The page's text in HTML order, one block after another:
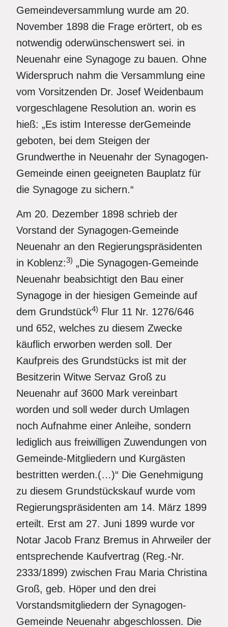
Gemeindeversammlung wurde am 20.
November 1898 die Frage erörtert, ob es
notwendig oderwünschenswert sei. in
Neuenahr eine Synagoge zu bauen. Ohne
Widerspruch nahm die Versammlung eine
vom Vorsitzenden Dr. Josef Weidenbaum
vorgeschlagene Resolution an. worin es
hieß: „Es istim Interesse derGemeinde
geboten, bei dem Steigen der
Grundwerthe in Neuenahr der Synagogen-
Gemeinde einen geeigneten Bauplatz für
die Synagoge zu sichern.“
Am 20. Dezember 1898 schrieb der
Vorstand der Synagogen-Gemeinde
Neuenahr an den Regierungspräsidenten
in Koblenz:3) „Die Synagogen-Gemeinde
Neuenahr beabsichtigt den Bau einer
Synagoge in der hiesigen Gemeinde auf
dem Grundstück4) Flur 11 Nr. 1276/646
und 652, welches zu diesem Zwecke
käuflich erworben werden soll. Der
Kaufpreis des Grundstücks ist mit der
Besitzerin Witwe Servaz Groß zu
Neuenahr auf 3600 Mark vereinbart
worden und soll weder durch Umlagen
noch Aufnahme einer Anleihe, sondern
lediglich aus freiwilligen Zuwendungen von
Gemeinde-Mitgliedern und Kurgästen
bestritten werden.(…)“ Die Genehmigung
zu diesem Grundstückskauf wurde vom
Regierungspräsidenten am 14. März 1899
erteilt. Erst am 27. Juni 1899 wurde vor
Notar Jacob Franz Bremus in Ahrweiler der
entsprechende Kaufvertrag (Reg.-Nr.
2333/1899) zwischen Frau Maria Christina
Groß, geb. Höper und den drei
Vorstandsmitgliedern der Synagogen-
Gemeinde Neuenahr abgeschlossen. Die